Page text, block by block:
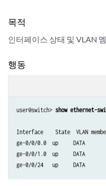
목적
인터페이스 상태 및 VLAN
행동
user@switch> show ethernet-
Interface    State  VLAN
ge-0/0/0.0  up     DATA
ge-0/0/1.0  up     DATA